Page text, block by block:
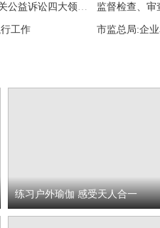
监督检查、审
工作 市监总局:企
练习户外瑜伽 感受天人合一